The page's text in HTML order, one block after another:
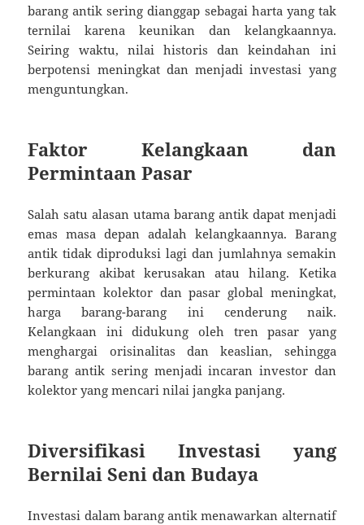
barang antik sering dianggap sebagai harta yang tak
ternilai karena keunikan dan kelangkaannya.
Seiring waktu, nilai historis dan keindahan ini
berpotensi meningkat dan menjadi investasi yang
menguntungkan.
Faktor Kelangkaan dan
Permintaan Pasar
Salah satu alasan utama barang antik dapat menjadi
emas masa depan adalah kelangkaannya. Barang
antik tidak diproduksi lagi dan jumlahnya semakin
berkurang akibat kerusakan atau hilang. Ketika
permintaan kolektor dan pasar global meningkat,
harga barang-barang ini cenderung naik.
Kelangkaan ini didukung oleh tren pasar yang
menghargai orisinalitas dan keaslian, sehingga
barang antik sering menjadi incaran investor dan
kolektor yang mencari nilai jangka panjang.
Diversifikasi Investasi yang
Bernilai Seni dan Budaya
Investasi dalam barang antik menawarkan alternatif